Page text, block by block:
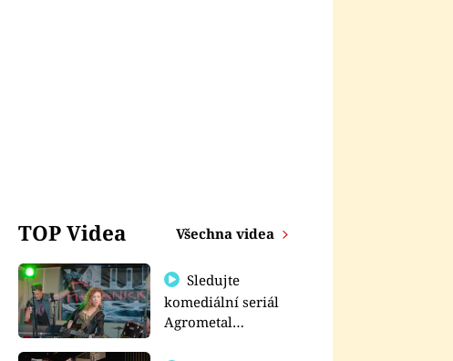
TOP Videa Všechna videa
Sledujte
komediální seriál
Agrometal